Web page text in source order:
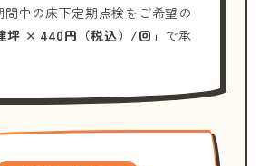
間中の床下定期点検をご希望の
坪 × 440円（税込）/回」 で承